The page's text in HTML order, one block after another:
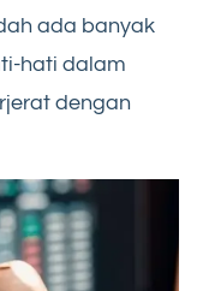
ada banyak
hati dalam
dengan